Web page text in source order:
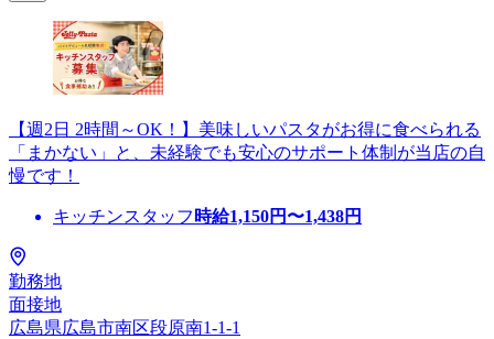
【週2日 2時間～OK！】美味しいパスタがお得に食べられる
「まかない」と、未経験でも安心のサポート体制が当店の自
慢です！
キッチンスタッフ 時給1,150円〜1,438円
勤務地
面接地
広島県広島市南区段原南1-1-1